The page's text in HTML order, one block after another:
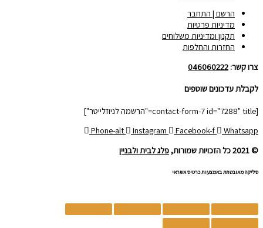
הרשם | התחבר
מדיניות פרטיות
תקנון ומדיניות משלוחים
החזרות והחלפות
צרו קשר: 046060222
לקבלת עדכונים שוטפים
[contact-form-7 id="7288" title="הרשמה לניוזלייטר"]
Phone-alt
Instagram Facebook-f
Whatsapp
© 2021 כל הזכויות שמורות,
פלג לבית ולבניין
סליקה מאובטחת באמצעות כרטיס אשראי